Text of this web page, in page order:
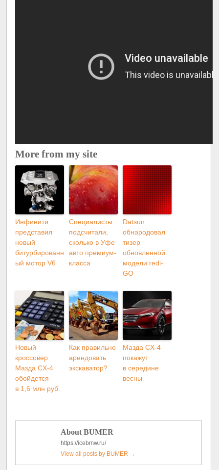
More from my site
Инфинити
представил
новый
битурбированн
ый мотор V6
Специалисты
подсчитали,
сколько в Уфе
авто премиум-
класса
Datsun
обнародовал
тизер
обновленной
модели redi-
GO
Новый
кроссовер
Мазда CX-4
обойдется
в 1,6 млн руб.
Как правильно
арендовать
экскаватор?
Мазда CX-4
покажут
в середине
весны
About BUMER
https://icebmw.ru/
View all posts by BUMER →